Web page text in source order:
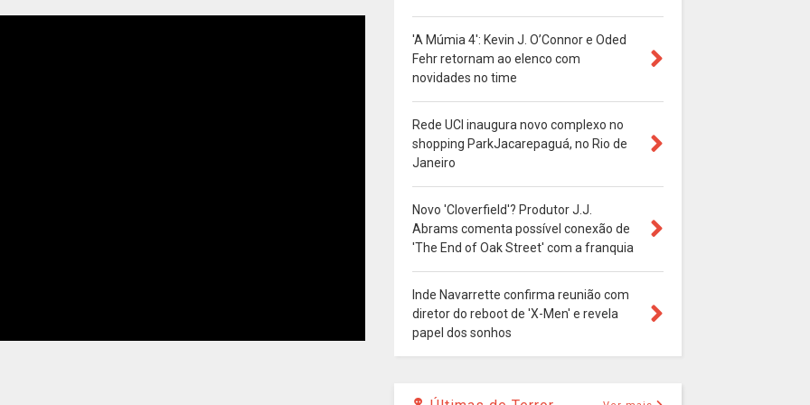
'A Múmia 4': Kevin J. O’Connor e Oded
Fehr retornam ao elenco com
novidades no time
Rede UCI inaugura novo complexo no
shopping ParkJacarepaguá, no Rio de
Janeiro
Novo 'Cloverfield'? Produtor J.J.
Abrams comenta possível conexão de
'The End of Oak Street' com a franquia
Inde Navarrette confirma reunião com
diretor do reboot de 'X-Men' e revela
papel dos sonhos